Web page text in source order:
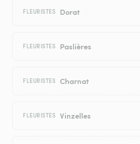
FLEURISTES Dorat
FLEURISTES Paslières
FLEURISTES Charnat
FLEURISTES Vinzelles